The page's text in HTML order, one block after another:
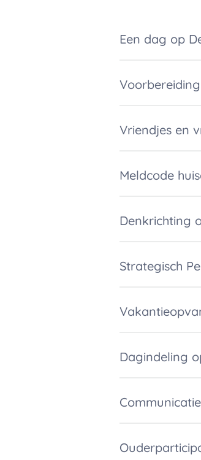
Een dag op
Vriendjes en
Meldcode
Denkrichting
Strategisch
Dagindeling